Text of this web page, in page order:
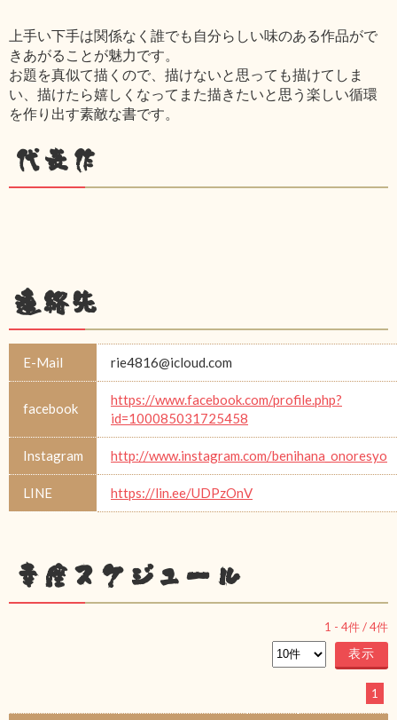
上手い下手は関係なく誰でも自分らしい味のある作品がで
きあがることが魅力です。
お題を真似て描くので、描けないと思っても描けてしま
い、描けたら嬉しくなってまた描きたいと思う楽しい循環
を作り出す素敵な書です。
代表作
連絡先
E-Mail rie4816@icloud.com
facebook
https://www.facebook.com/profile.php?
id=100085031725458
Instagram http://www.instagram.com/benihana_onoresyo
LINE https://lin.ee/UDPzOnV
幸座スケジュール
1 - 4件 /4件
1